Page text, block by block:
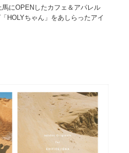
にOPENしたカフェ＆アパレル
HOLYちゃん」をあしらったアイ